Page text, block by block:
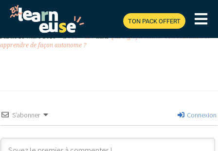
TON PACK OFFERT
Next
Publié13 mars 2019 à640 × 426dansQue signifie hacker son éducation et
apprendre de façon autonome ?
S’abonner Connexion